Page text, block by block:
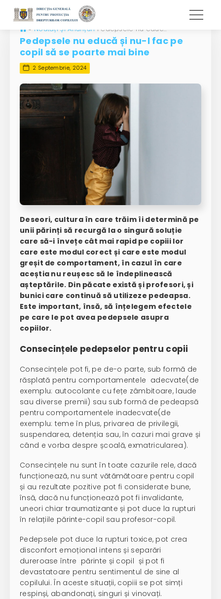
» Noutăți și Anunțuri Pedepsele nu educă și nu-l fac pe copil să se poarte mai bine
Pedepsele nu educă și nu-l fac pe
copil să se poarte mai bine
2 Septembrie, 2024
Deseori, cultura în care trăim îi determină pe
unii părinți să recurgă la o singură soluție
care să-i învețe cât mai rapid pe copiii lor
care este modul corect și care este modul
greșit de comportament, în cazul în care
aceștia nu reușesc să le îndeplinească
așteptările. Din păcate există și profesori, și
bunici care continuă să utilizeze pedeapsa.
Este important, însă, să înțelegem efectele
pe care le pot avea pedepsele asupra
copiilor.
Consecințele pedepselor pentru copii
Consecințele pot fi, pe de-o parte, sub formă de
răsplată pentru comportamentele adecvate(de
exemplu: autocolante cu fețe zâmbitoare, laude
sau diverse premii) sau sub formă de pedeapsă
pentru comportamentele inadecvate(de
exemplu: teme în plus, privarea de privilegii,
suspendarea, detenția sau, în cazuri mai grave și
când e vorba despre școală, exmatricularea).
Consecințele nu sunt în toate cazurile rele, dacă
funcționează, nu sunt vătămătoare pentru copil
și au rezultate pozitive pot fi considerate bune,
însă, dacă nu funcționează pot fi invalidante,
uneori chiar traumatizante și pot duce la rupturi
în relațiile părinte-copil sau profesor-copil.
Pedepsele pot duce la rupturi toxice, pot crea
disconfort emoțional intens și separări
dureroase între părinte și copil și pot fi
devastatoare pentru sentimentul de sine al
copilului. În aceste situații, copiii se pot simți
respinși, abandonați, singuri și vinovați.